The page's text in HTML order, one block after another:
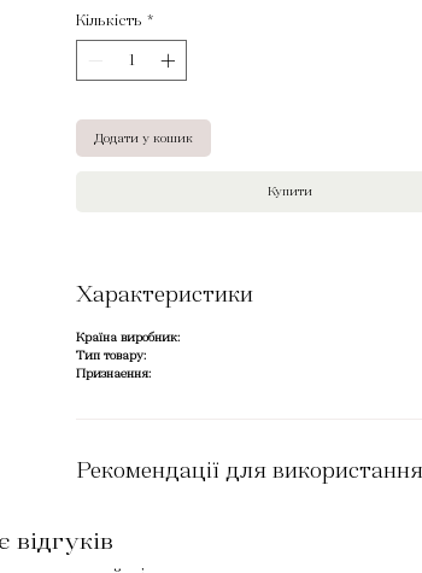
Кількість *
Додати у кошик
Купити
Характеристики
Країна виробник:
Тип товару:
Признаення:
Рекомендації для використання